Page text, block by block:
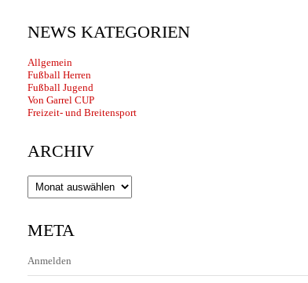
NEWS KATEGORIEN
Allgemein
Fußball Herren
Fußball Jugend
Von Garrel CUP
Freizeit- und Breitensport
ARCHIV
Archiv
META
Anmelden